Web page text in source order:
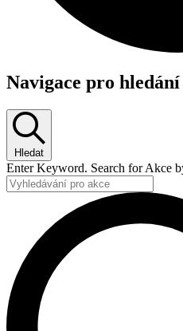
Navigace pro
Hledat
Enter Keyword. Search for Akce